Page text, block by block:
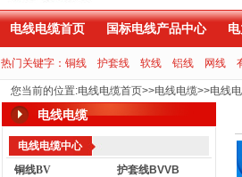
电线电缆首页 国标电线产品中心
热门关键字： 铜线 护套线 软线 铝线 网线
您当前的位置:电线电缆首页>>电线电缆>>电线
电线电缆
电线电缆中心
铜线BV
护套线BVVB